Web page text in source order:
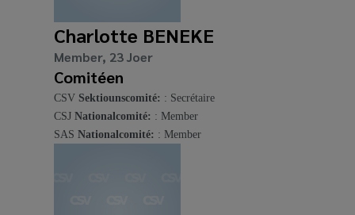
Charlotte BENEKE
Member, 23 Joer
Comitéen
CSV Sektiounscomité: : Secrétaire
CSJ Nationalcomité: : Member
SAS Nationalcomité: : Member